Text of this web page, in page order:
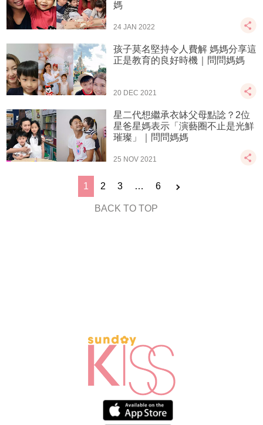
媽
24 JAN 2022
孩子莫名堅持令人費解 媽媽分享這
正是教育的良好時機｜問問媽媽
20 DEC 2021
星二代想繼承衣缽父母點諗？2位
星爸星媽表示「演藝圈不止是光鮮
璀璨」｜問問媽媽
25 NOV 2021
1 2 3 … 6
BACK TO TOP